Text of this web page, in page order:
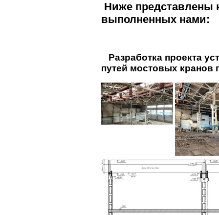
Ниже представлены
выполненных нами:
Разработка проекта
путей мостовых кранов